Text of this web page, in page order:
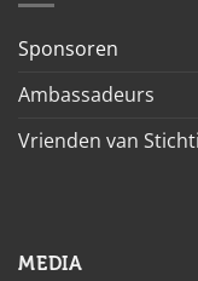
Sponsoren
Ambassadeurs
Vrienden van
MEDIA